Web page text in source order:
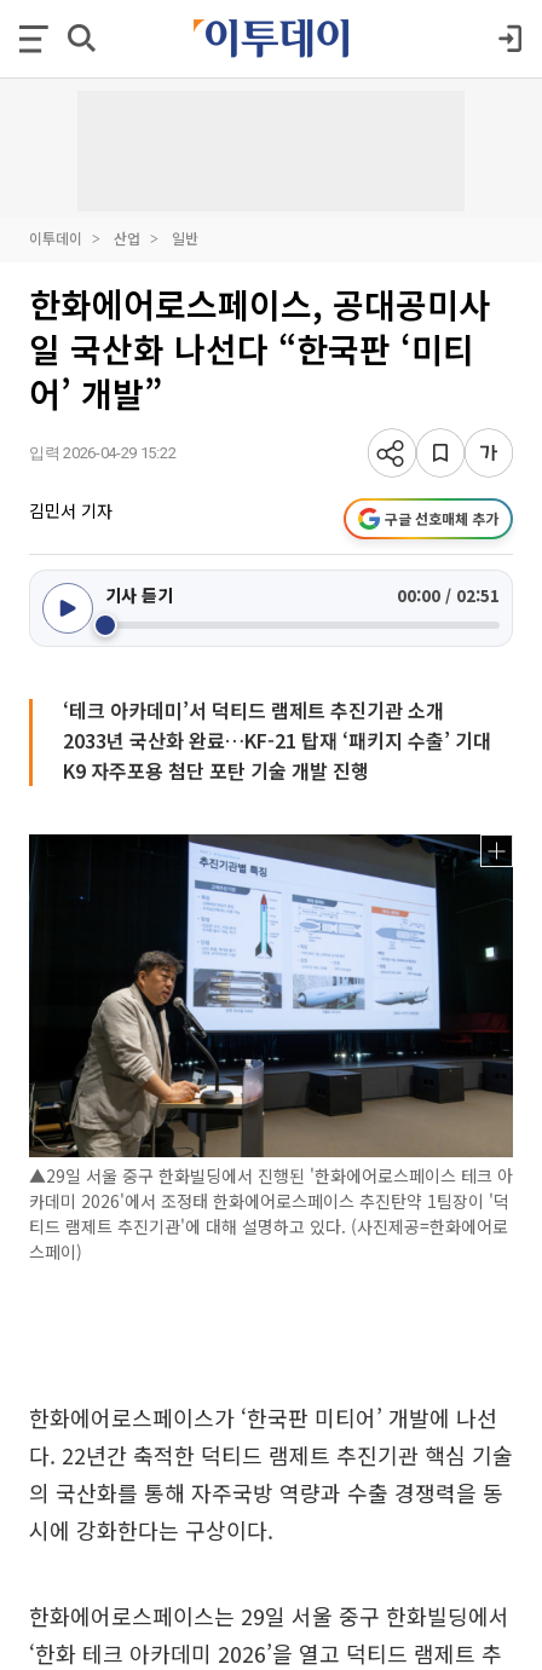
이투데이 산업 일반
한화에어로스페이스, 공대공미사
일 국산화 나선다 “한국판 ‘미티
어’ 개발”
입력 2026-04-29 15:22
김민서 기자 구글 선호매체 추가
기사 듣기 00:00 / 02:51
‘테크 아카데미’서 덕티드 램제트 추진기관 소개
2033년 국산화 완료…KF-21 탑재 ‘패키지 수출’ 기대
K9 자주포용 첨단 포탄 기술 개발 진행
▲29일 서울 중구 한화빌딩에서 진행된 '한화에어로스페이스 테크 아
카데미 2026'에서 조정태 한화에어로스페이스 추진탄약 1팀장이 '덕
티드 램제트 추진기관'에 대해 설명하고 있다. (사진제공=한화에어로
스페이)
한화에어로스페이스가 ‘한국판 미티어’ 개발에 나선
다. 22년간 축적한 덕티드 램제트 추진기관 핵심 기술
의 국산화를 통해 자주국방 역량과 수출 경쟁력을 동
시에 강화한다는 구상이다.
한화에어로스페이스는 29일 서울 중구 한화빌딩에서
‘한화 테크 아카데미 2026’을 열고 덕티드 램제트 추